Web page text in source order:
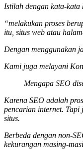
Istilah dengan kata-
“melakukan proses
itu, situs web atau
Dengan menggunakan
Kami juga melayani
Mengapa SEO
Karena SEO adalah
pencarian internet. Tapi
situs.
Berbeda dengan non-
kekurangan masing-